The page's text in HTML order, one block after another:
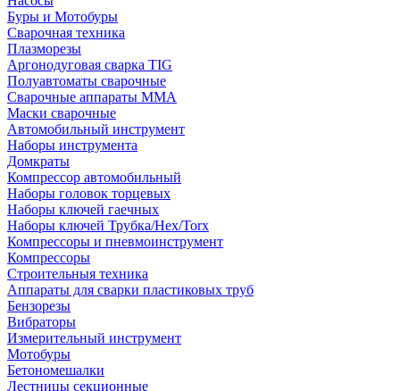
Буры и Мотобуры
Сварочная техника
Плазморезы
Аргонодуговая сварка TIG
Полуавтоматы сварочные
Сварочные аппараты ММА
Маски сварочные
Автомобильный инструмент
Наборы инструмента
Домкраты
Компрессор автомобильный
Наборы головок торцевых
Наборы ключей гаечных
Наборы ключей Трубка/Hex/Torx
Компрессоры и пневмоинструмент
Компрессоры
Строительныя техника
Аппараты для сварки пластиковых труб
Бензорезы
Вибраторы
Измерительный инструмент
Мотобуры
Бетономешалки
Лестницы секционные